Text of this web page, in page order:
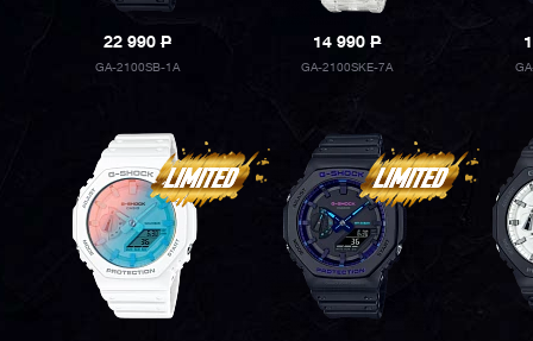
22 990P
GA-2100SB-1A
14 990P
GA-2100SKE-7A